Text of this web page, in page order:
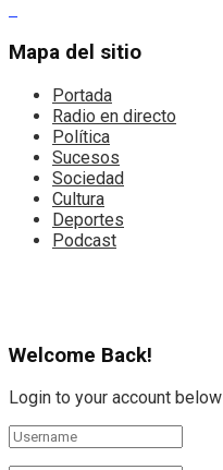
Mapa del sitio
Portada
Radio en directo
Política
Sucesos
Sociedad
Cultura
Deportes
Podcast
Welcome Back!
Login to your account below